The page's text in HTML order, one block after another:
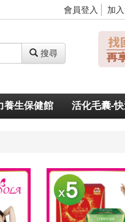
會員登入 加
搜尋
養生保健館 活化毛囊-